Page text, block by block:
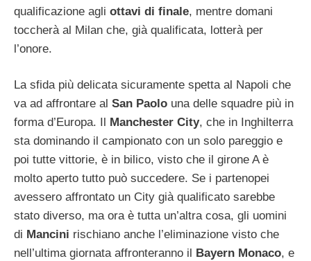
qualificazione agli ottavi di finale, mentre domani
toccherà al Milan che, già qualificata, lotterà per
l’onore.
La sfida più delicata sicuramente spetta al Napoli che
va ad affrontare al San Paolo una delle squadre più in
forma d’Europa. Il
Manchester City, che in Inghilterra
sta dominando il campionato con un solo pareggio e
poi tutte vittorie, è in bilico, visto che il girone A è
molto aperto tutto può succedere. Se i partenopei
avessero affrontato un City già qualificato sarebbe
stato diverso, ma ora è tutta un’altra cosa, gli uomini
di Mancini rischiano anche l’eliminazione visto che
nell’ultima giornata affronteranno il
Bayern Monaco, e